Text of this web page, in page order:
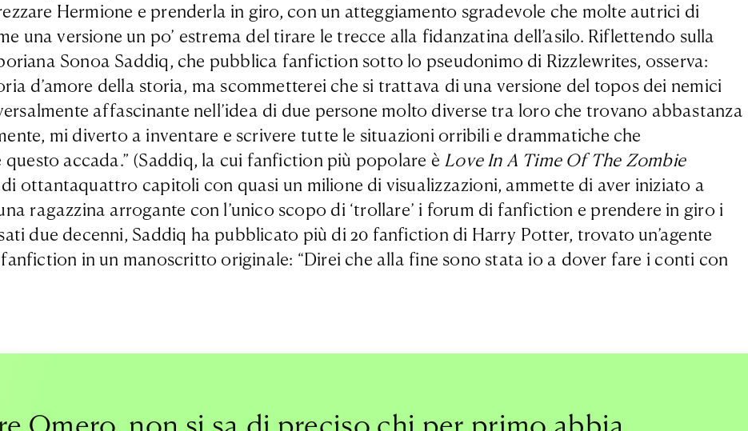
Hermione e prenderla in giro, con un atteggiamento sgradevole che molte autrici di
una versione un po’ estrema del tirare le trecce alla fidanzatina dell’asilo. Riflettendo sulla
Sonoa Saddiq, che pubblica fanfiction sotto lo pseudonimo di Rizzlewrites, osserva:
d’amore della storia, ma scommetterei che si trattava di una versione del topos dei nemici
affascinante nell’idea di due persone molto diverse tra loro che trovano abbastanza
mi diverto a inventare e scrivere tutte le situazioni orribili e drammatiche che
accada.” (Saddiq, la cui fanfiction più popolare è Love In A Time Of The Zombie
ottantaquattro capitoli con quasi un milione di visualizzazioni, ammette di aver iniziato a
ragazzina arrogante con l’unico scopo di ‘trollare’ i forum di fanfiction e prendere in giro i
due decenni, Saddiq ha pubblicato più di 20 fanfiction di Harry Potter, trovato un’agente
in un manoscritto originale: “Direi che alla fine sono stata io a dover fare i conti con